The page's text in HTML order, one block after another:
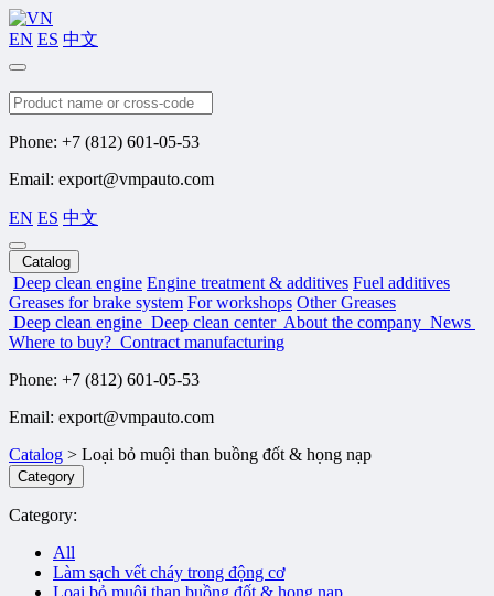
EN ES 中文
Search
Phone: +7 (812) 601-05-53
Email: export@vmpauto.com
EN ES 中文
Catalog
Deep clean engine Engine treatment & additives Fuel additives
Greases for brake system For workshops Other Greases
Deep clean engine Deep clean center About the company News
Where to buy? Contract manufacturing
Phone: +7 (812) 601-05-53
Email: export@vmpauto.com
Catalog > Loại bỏ muội than buồng đốt & họng nạp
Category
Category:
All
Làm sạch vết cháy trong động cơ
Loại bỏ muội than buồng đốt & họng nạp